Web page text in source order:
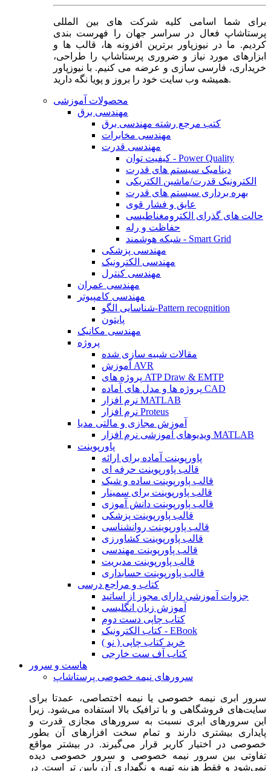
برای شما اسامی کلیه شرکت های بین المللی
پرستاشاپ فعال در سراسر جهان را فهرست بندی
کردیم. ما در نیوزپاور برترین افزونه ها، قالب ها و
ابزارهای مورد نیاز و ضروری پرستاشاپ را طراحی،
خریداری، فارسی سازی و عرضه می کنیم. با نیوزپاور
همیشه وب سایت خود را بروز و پویا نگه دارید.
محصولات آموزشی
مهندسی برق
کتب مرجع رشته مهندسی برق
مهندسی مخابرات
مهندسی قدرت
کیفیت توان - Power Quality
دینامیک سیستم های قدرت
الکترونیک قدرت/ماشین الکتریکی
بهره برداری سیستم های قدرت
عایق و فشار قوی
حالت های گذرای الکترومغناطیسی
حفاظت و رله
شبکه هوشمند - Smart Grid
مهندسی پزشکی
مهندسی الکترونیک
مهندسی کنترل
مهندسی عمران
مهندسی کامپیوتر
شناسایی الگو-Pattern recognition
پایتون
مهندسی مکانیک
پروژه
مقالات شبیه سازی شده
آموزش AVR
پروژه های ATP Draw & EMTP
پروژه ها و مدل های آماده CAD
نرم افزار MATLAB
نرم افزار Proteus
آموزش مجازی و مالتی مدیا
ویدیوهای آموزشی نرم افزار MATLAB
پاورپوینت
پاورپوینت آماده برای ارائه
قالب پاورپوینت حرفه ای
قالب پاورپوینت ساده و شیک
قالب پاورپوینت برای سمینار
قالب پاورپوینت دانش آموزی
قالب پاورپوینت پزشکی
قالب پاورپوینت روانشناسی
قالب پاورپوینت کشاورزی
قالب پاورپوینت مهندسی
قالب پاورپوینت مدیریت
قالب پاورپوینت حسابداری
کتاب و مراجع درسی
جزوات آموزشی دارای مجوز از اساتید
آموزش زبان انگلیسی
کتاب چاپی دست دوم
کتاب الکترونیک - EBook
خرید کتاب چاپی ( نو )
کتاب آف ست خارجی
هاست و سرور
سرورهای نیمه خصوصی پرستاشاپ
سرور ابری نیمه خصوصی یا نیمه اختصاصی، عمدتا برای
سایت‌های فروشگاهی و با ترافیک بالا استفاده می‌شود. زیرا
این سرورهای ابری نسبت به سرورهای مجازی قدرت و
پایداری بیشتری دارند و تمام سخت افزارهای آن بطور
خصوصی در اختیار کاربر قرار می‌گیرند. در بیشتر مواقع
تفاوتی بین سرور نیمه خصوصی و سرور خصوصی دیده
نمی‌شود و فقط هزینه تهیه و نگهداری آن پایین تر است. در